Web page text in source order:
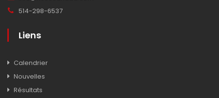
514-298-6537
Liens
Calendrier
Nouvelles
Résultats